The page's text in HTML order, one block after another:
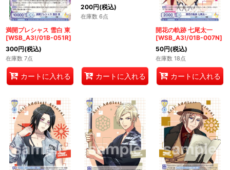
満開プレシャス 雪白 東
[WSB_A3!/01B-051R]
300円(税込)
在庫数 7点
カートに入れる
200円(税込)
在庫数 6点
カートに入れる
開花の軌跡 七尾太一
[WSB_A3!/01B-007N]
50円(税込)
在庫数 18点
カートに入れる